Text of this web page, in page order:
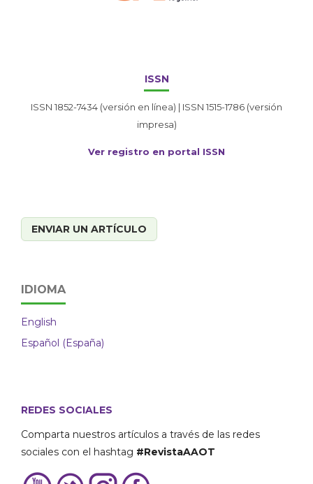
ISSN
ISSN 1852-7434 (versión en línea) | ISSN 1515-1786 (versión
impresa)
Ver registro en portal ISSN
ENVIAR UN ARTÍCULO
IDIOMA
English
Español (España)
REDES SOCIALES
Comparta nuestros artículos a través de las redes
sociales con el hashtag #RevistaAAOT